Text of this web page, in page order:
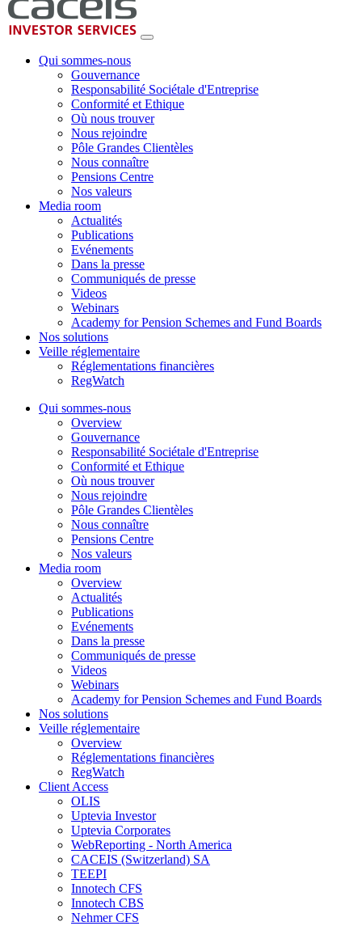
Qui sommes-nous
Gouvernance
Responsabilité Sociétale d'Entreprise
Conformité et Ethique
Où nous trouver
Nous rejoindre
Pôle Grandes Clientèles
Nous connaître
Pensions Centre
Nos valeurs
Media room
Actualités
Publications
Evénements
Dans la presse
Communiqués de presse
Videos
Webinars
Academy for Pension Schemes and Fund Boards
Nos solutions
Veille réglementaire
Réglementations financières
RegWatch
Qui sommes-nous
Overview
Gouvernance
Responsabilité Sociétale d'Entreprise
Conformité et Ethique
Où nous trouver
Nous rejoindre
Pôle Grandes Clientèles
Nous connaître
Pensions Centre
Nos valeurs
Media room
Overview
Actualités
Publications
Evénements
Dans la presse
Communiqués de presse
Videos
Webinars
Academy for Pension Schemes and Fund Boards
Nos solutions
Veille réglementaire
Overview
Réglementations financières
RegWatch
Client Access
OLIS
Uptevia Investor
Uptevia Corporates
WebReporting - North America
CACEIS (Switzerland) SA
TEEPI
Innotech CFS
Innotech CBS
Nehmer CFS